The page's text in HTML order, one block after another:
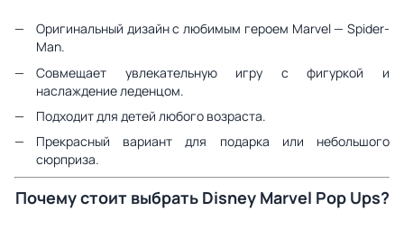
Оригинальный дизайн с любимым героем Marvel — Spider-
Man.
Совмещает увлекательную игру с фигуркой и
наслаждение леденцом.
Подходит для детей любого возраста.
Прекрасный вариант для подарка или небольшого
сюрприза.
Почему стоит выбрать Disney Marvel Pop Ups?